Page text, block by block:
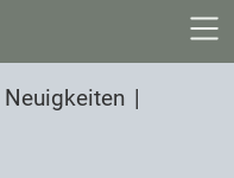
Neuigkeiten